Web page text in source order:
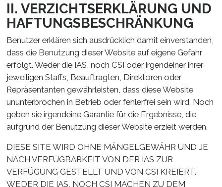
II. VERZICHTSERKLÄRUNG UND
HAFTUNGSBESCHRÄNKUNG
Benutzer erklären sich ausdrücklich damit einverstanden,
dass die Benutzung dieser Website auf eigene Gefahr
erfolgt. Weder die IAS, noch CSI oder irgendeiner ihrer
jeweiligen Staffs, Beauftragten, Direktoren oder
Repräsentanten gewährleisten, dass diese Website
ununterbrochen in Betrieb oder fehlerfrei sein wird. Noch
geben sie irgendeine Garantie für die Ergebnisse, die
aufgrund der Benutzung dieser Website erzielt werden.
DIESE SITE WIRD OHNE MÄNGELGEWÄHR UND JE
NACH VERFÜGBARKEIT VON DER IAS ZUR
VERFÜGUNG GESTELLT UND VON CSI KREIERT.
WEDER DIE IAS, NOCH CSI MACHEN ZU DEM